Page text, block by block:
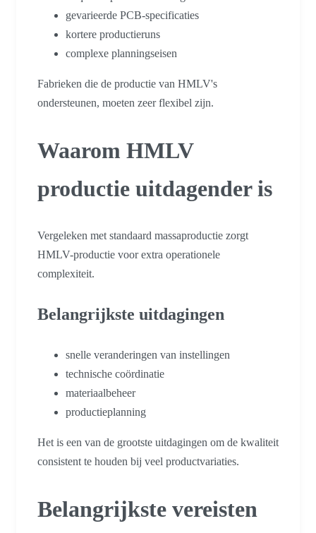
gevarieerde PCB-specificaties
kortere productieruns
complexe planningseisen
Fabrieken die de productie van HMLV's
ondersteunen, moeten zeer flexibel zijn.
Waarom HMLV
productie uitdagender is
Vergeleken met standaard massaproductie zorgt
HMLV-productie voor extra operationele
complexiteit.
Belangrijkste uitdagingen
snelle veranderingen van instellingen
technische coördinatie
materiaalbeheer
productieplanning
Het is een van de grootste uitdagingen om de kwaliteit
consistent te houden bij veel productvariaties.
Belangrijkste vereisten